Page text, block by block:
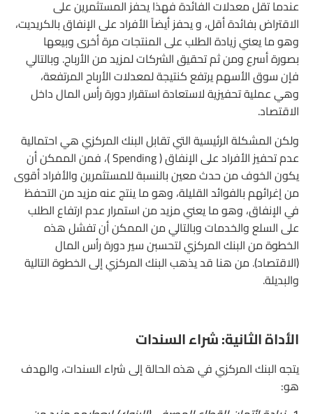
عندما تقل معدلات الفائدة فهذا يحفز المستثمرين على
الاقتراض بفائدة أقل، و يحفز أيضاً الأفراد على الإنفاق بالكريديت،
وهو ما يعني زيادة الطلب على المنتجات مرة أخرى وبيعها
بصورة أسرع ومن ثم تحقيق الشركات لمزيد من الأرباح. وبالتالي
فإن سوق الأسهم يرتفع كنتيجة لمعدلات الأرباح المرتفعة،
وهي عملية تحفيزية لاستعادة استقرار دورة رأس المال داخل
الاقتصاد.
ولكن المشكلة الرئيسية التي تقابل البنك المركزي هي احتمالية
عدم تحفيز الأفراد على الإنفاق ( Spending )، فمن الممكن أن
يكون الخوف من حدث معين بالنسبة للمستثمرين والأفراد أقوى
من إغرائهم بالفوائد القليلة، وهو ما ينتج عنه مزيد من التحفظ
في الإنفاق، وهو ما يعني مزيد من استمرار عدم ارتفاع الطلب
على السلع والخدمات وبالتالي من الممكن أن تفشل هذه
الخطوة من البنك المركزي لتحسبن سير دورة رأس المال
(الاقتصاد). من هنا قد يذهب البنك المركزي إلى الخطوة التالية
والبديلة.
الأداة الثانية: شراء السندات
يتجه البنك المركزي في هذه الحالة إلى شراء السندات، والهدف
هو: